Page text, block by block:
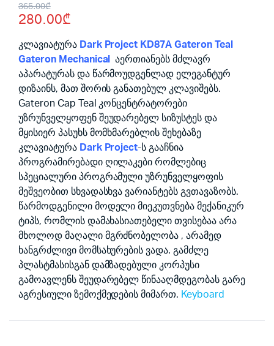
365.00₾
Original
price
was:
365.00₾.
280.00₾
Current
price
is:
280.00₾.
კლავიატურა Dark Project KD87A Gateron Teal
Gateron Mechanical
აერთიანებს მძლავრ
აპარატურას და წარმოუდგენლად ელეგანტურ
დიზაინს, მათ შორის განათებულ კლავიშებს.
Gateron Cap Teal კონცენტრატორები
უზრუნველყოფენ შეუდარებელ სიზუსტეს და
მყისიერ პასუხს მომხმარებლის შეხებაზე
კლავიატურა Dark Project-ს გააჩნია
პროგრამირებადი ღილაკები რომლებიც
სპეციალური პროგრამული უზრუნველყოფის
მეშვეობით სხვადასხვა ვარიანტებს გვთავაზობს.
წარმოდგენილი მოდელი მიეკუთვნება მექანიკურ
ტიპს, რომლის დამახასიათებელი თვისებაა არა
მხოლოდ მაღალი მგრძნობელობა , არამედ
ხანგრძლივი მომსახურების ვადა. გამძლე
პლასტმასისგან დამზადებული კორპუსი
გამოავლენს შეუდარებელ წინააღმდეგობას გარე
აგრესიული ზემოქმედების მიმართ. Keyboard